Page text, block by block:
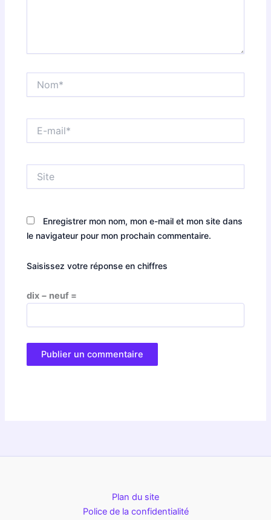
mail*
Enregistrer mon nom, mon e-mail et mon site dans
le navigateur pour mon prochain commentaire.
Saisissez votre réponse en chiffres
dix − neuf =
Plan du site
Police de la confidentialité